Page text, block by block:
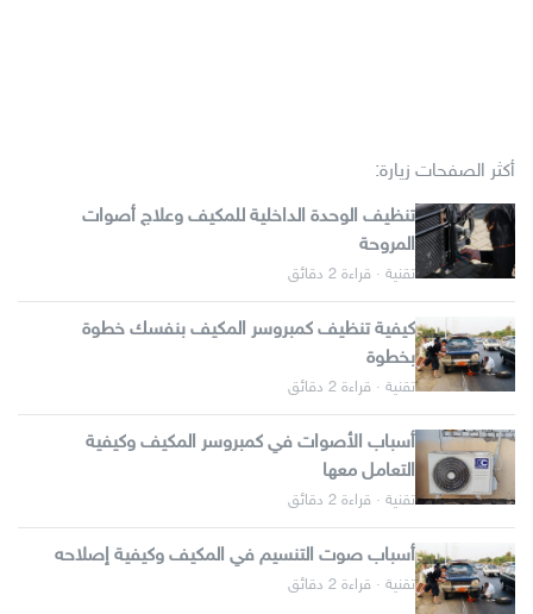
أكثر الصفحات زيارة:
تنظيف الوحدة الداخلية للمكيف وعلاج أصوات
المروحة
تقنية · قراءة 2 دقائق
كيفية تنظيف كمبروسر المكيف بنفسك خطوة
بخطوة
تقنية · قراءة 2 دقائق
أسباب الأصوات في كمبروسر المكيف وكيفية
التعامل معها
تقنية · قراءة 2 دقائق
أسباب صوت التنسيم في المكيف وكيفية إصلاحه
تقنية · قراءة 2 دقائق